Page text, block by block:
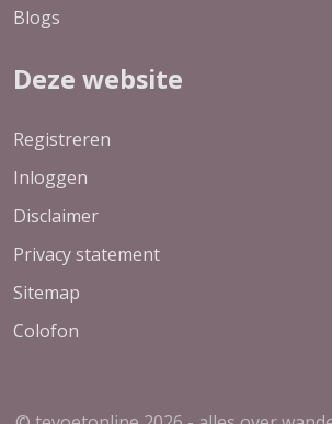
Blogs
Deze website
Registreren
Inloggen
Disclaimer
Privacy statement
Sitemap
Colofon